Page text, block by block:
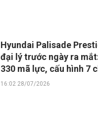
Hyundai Palisade
đại lý trước ngày ra
330 mã lực, cấu hình 7
16:02 28/07/2026